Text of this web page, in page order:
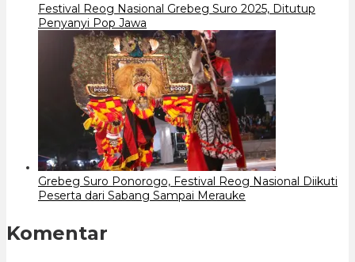
Festival Reog Nasional Grebeg Suro 2025, Ditutup
Penyanyi Pop Jawa
Grebeg Suro Ponorogo, Festival Reog Nasional Diikuti
Peserta dari Sabang Sampai Merauke
Komentar